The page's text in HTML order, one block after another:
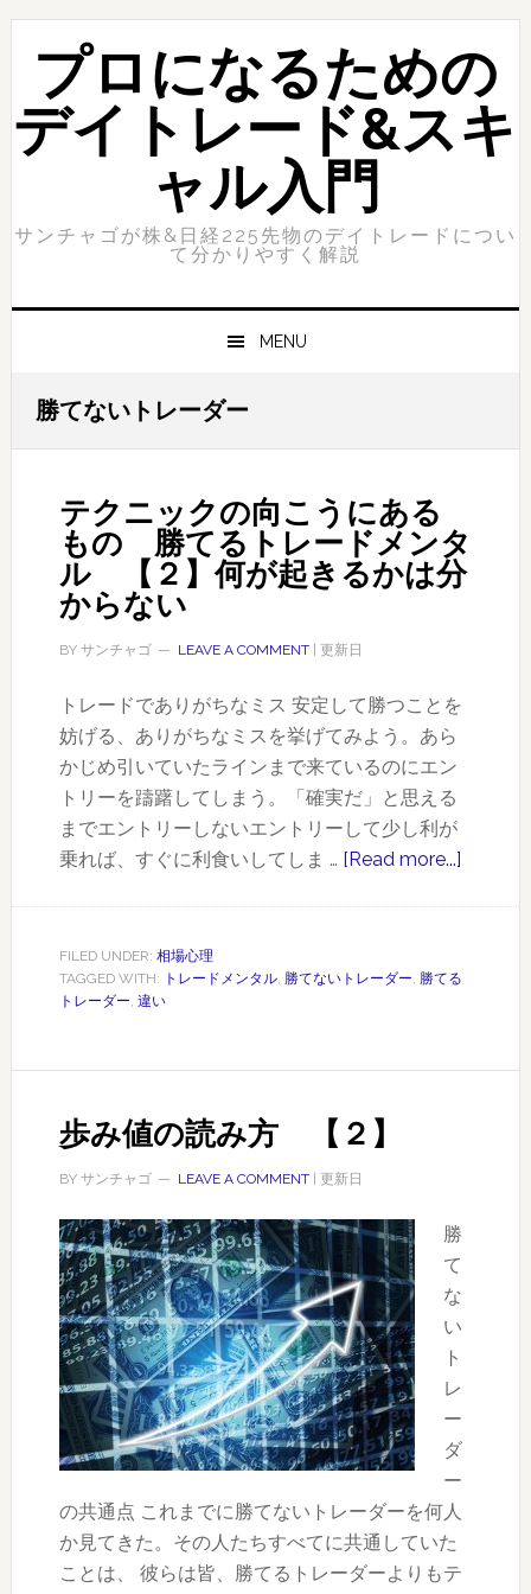
Skip
primary
navigation
Skip
contentプロになるための
デイトレード&スキ
ャル入門
サンチャゴが株&日経225先物のデイトレードについ
て分かりやすく解説
MENU
勝てないトレーダー
テクニックの向こうにある
もの 勝てるトレードメンタ
ル 【２】何が起きるかは分
からない
BY サンチャゴ LEAVE A COMMENT| 更新日
トレードでありがちなミス 安定して勝つことを
妨げる、ありがちなミスを挙げてみよう。あら
かじめ引いていたラインまで来ているのにエン
トリーを躊躇してしまう。「確実だ」と思える
までエントリーしないエントリーして少し利が
乗れば、すぐに利食いしてしま … [Read more...]
ッ
向
る
の
勝
ト
レ
ー
ン
FILED UNDER: 相場心理
TAGGED WITH: トレードメンタル, 勝てないトレーダー, 勝てる
トレーダー, 違い
歩み値の読み方 【２】
BY サンチャゴ LEAVE A COMMENT| 更新日
勝
て
な
い
ト
レ
ー
ダ
ー
の共通点 これまでに勝てないトレーダーを何人
か見てきた。その人たちすべてに共通していた
ことは、 彼らは皆、勝てるトレーダーよりもテ